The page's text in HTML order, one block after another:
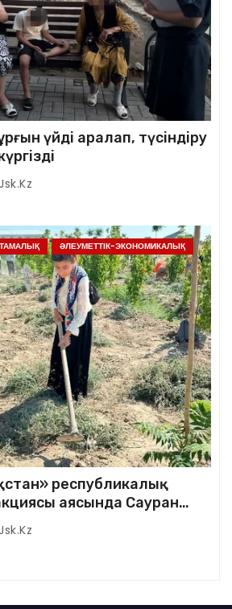
үйді аралап, түсіндіру
Jsk.kz
ӘЛЕУМЕТТІК-ЭКОНОМИКАЛЫҚ
республикалық
аясында Сауран
қызметкерлері
жұмыстарына белсене
Jsk.kz